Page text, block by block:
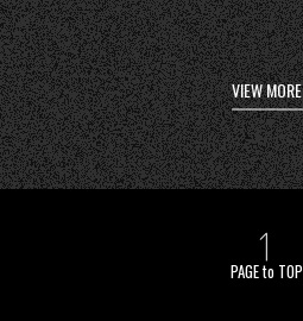
VIEW MORE
PAGE to TOP